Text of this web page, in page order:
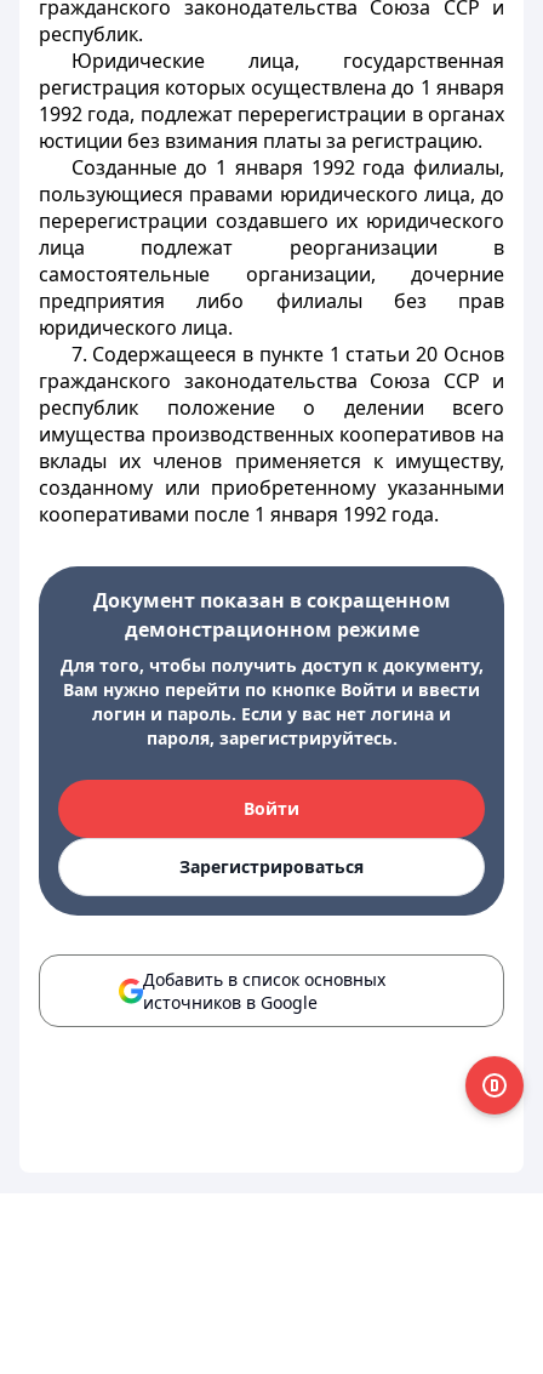
гражданского законодательства Союза ССР и
республик.
Юридические лица, государственная
регистрация которых осуществлена до 1 января
1992 года, подлежат перерегистрации в органах
юстиции без взимания платы за регистрацию.
Созданные до 1 января 1992 года филиалы,
пользующиеся правами юридического лица, до
перерегистрации создавшего их юридического
лица подлежат реорганизации в
самостоятельные организации, дочерние
предприятия либо филиалы без прав
юридического лица.
7. Содержащееся в пункте 1 статьи 20 Основ
гражданского законодательства Союза ССР и
республик положение о делении всего
имущества производственных кооперативов на
вклады их членов применяется к имуществу,
созданному или приобретенному указанными
кооперативами после 1 января 1992 года.
Документ показан в сокращенном
демонстрационном режиме
Для того, чтобы получить доступ к документу,
Вам нужно перейти по кнопке Войти и ввести
логин и пароль. Если у вас нет логина и
пароля, зарегистрируйтесь.
Войти
Зарегистрироваться
Добавить в список основных
источников в Google